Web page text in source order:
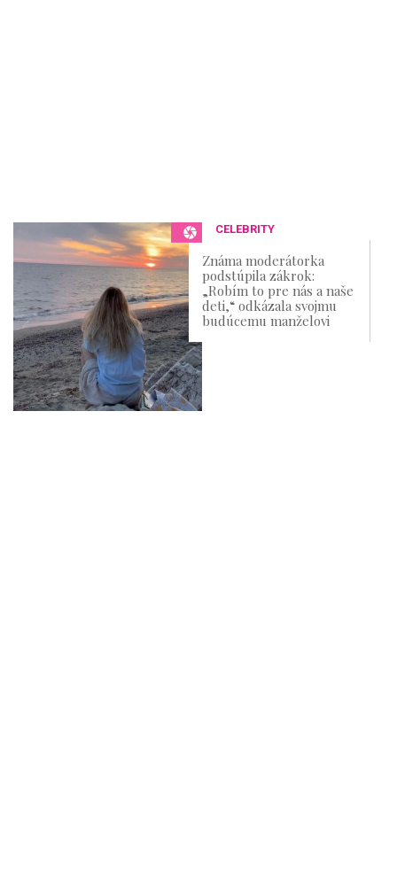
CELEBRITY
Známa moderátorka
podstúpila zákrok:
„Robím to pre nás a naše
deti,“ odkázala svojmu
budúcemu manželovi